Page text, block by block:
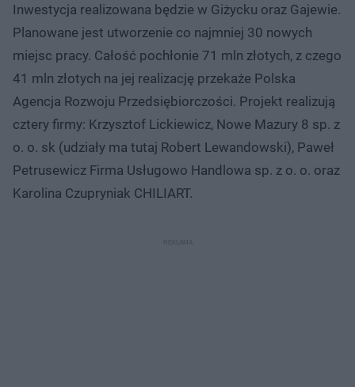
Inwestycja realizowana będzie w Giżycku oraz Gajewie.
Planowane jest utworzenie co najmniej 30 nowych
miejsc pracy. Całość pochłonie 71 mln złotych, z czego
41 mln złotych na jej realizację przekaże Polska
Agencja Rozwoju Przedsiębiorczości. Projekt realizują
cztery firmy: Krzysztof Lickiewicz, Nowe Mazury 8 sp. z
o. o. sk (udziały ma tutaj Robert Lewandowski), Paweł
Petrusewicz Firma Usługowo Handlowa sp. z o. o. oraz
Karolina Czupryniak CHILIART.